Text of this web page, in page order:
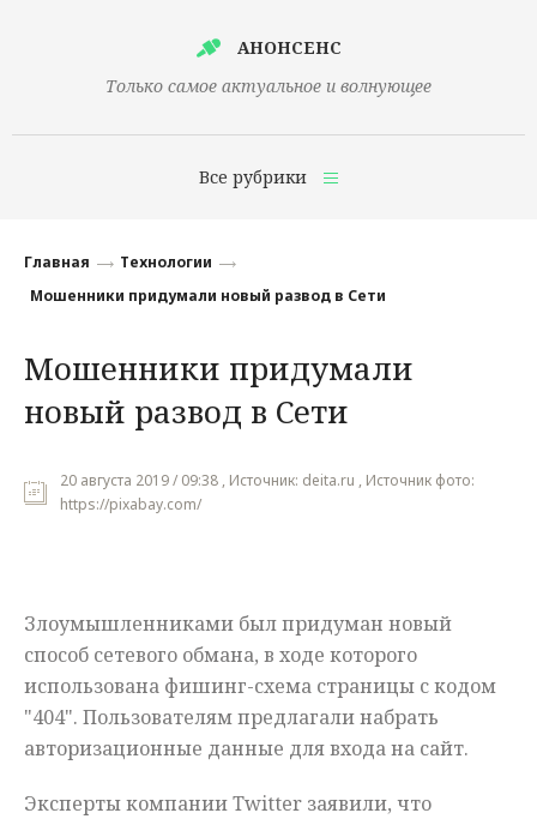
АНОНСЕНС
Только самое актуальное и волнующее
Все рубрики
Финансы
Наука
Культура
Общество
Происшествия
Главная
Технологии
Мошенники придумали новый развод в Сети
Мошенники придумали
новый развод в Сети
20 августа 2019 / 09:38 , Источник: deita.ru , Источник фото:
https://pixabay.com/
Злоумышленниками был придуман новый
способ сетевого обмана, в ходе которого
использована фишинг-схема страницы с кодом
"404". Пользователям предлагали набрать
авторизационные данные для входа на сайт.
Эксперты компании Twitter заявили, что